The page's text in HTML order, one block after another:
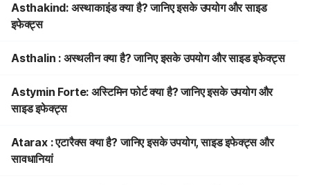
Asthakind: अस्थाकाइंड क्या है? जानिए इसके उपयोग और साइड
इफेक्ट्स
Asthalin : अस्थलीन क्या है? जानिए इसके उपयोग और साइड इफेक्ट्स
Astymin Forte: अस्टिमिन फोर्ट क्या है? जानिए इसके उपयोग और
साइड इफेक्ट्स
Atarax : एटारैक्स क्या है? जानिए इसके उपयोग, साइड इफेक्ट्स और
सावधानियां